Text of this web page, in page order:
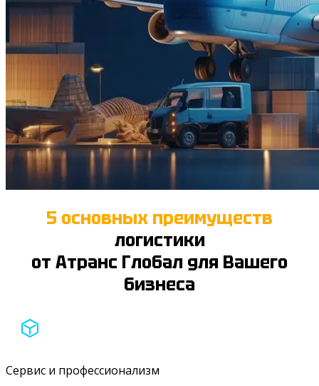
5 основных преимуществ
логистики
от Атранс Глобал для Вашего
бизнеса
Сервис и профессионализм